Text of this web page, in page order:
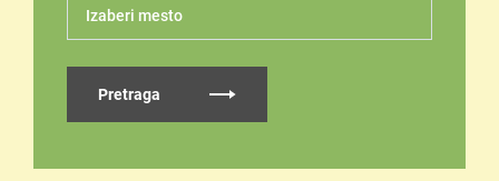
Izaberi mesto
Pretraga